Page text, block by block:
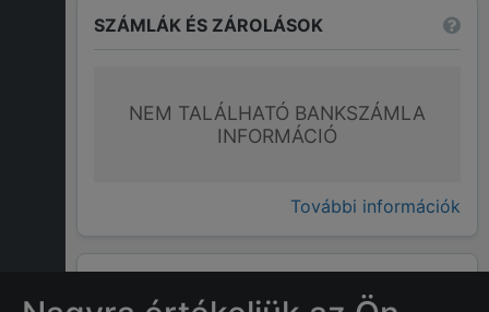
SZÁMLÁK ÉS ZÁROLÁSOK
NEM TALÁLHATÓ BANKSZÁMLA
INFORMÁCIÓ
További információk